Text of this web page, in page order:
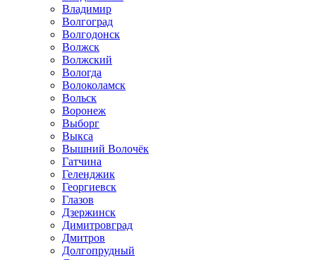
Владимир
Волгоград
Волгодонск
Волжск
Волжский
Вологда
Волоколамск
Вольск
Воронеж
Выборг
Выкса
Вышний Волочёк
Гатчина
Геленджик
Георгиевск
Глазов
Дзержинск
Димитровград
Дмитров
Долгопрудный